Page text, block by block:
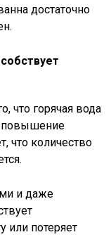
достаточно
что горячая вода
повышение
что количество
и даже
или потеряет